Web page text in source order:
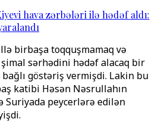
hava zərbələri ilə hədəf aldı:
birbaşa toqquşmamaq və
sərhədini hədəf alacaq bir
göstəriş vermişdi. Lakin bu
katibi Həsən Nəsrullahın
Suriyada peycerlərə edilən